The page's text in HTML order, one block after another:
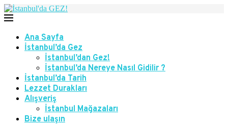
Ana Sayfa
İstanbul’da Gez
İstanbul’dan Gez!
İstanbul’da Nereye Nasıl Gidilir ?
İstanbul’da Tarih
Lezzet Durakları
Alışveriş
İstanbul Mağazaları
Bize ulaşın